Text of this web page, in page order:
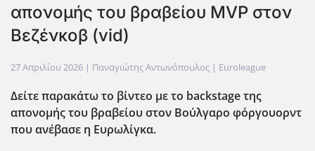
απονομής του βραβείου MVP στον
Βεζένκοβ (vid)
27 Απριλίου 2026 | Παναγιώτης Αντωνόπουλος | Euroleague
Δείτε παρακάτω το βίντεο με το backstage της
απονομής του βραβείου στον Βούλγαρο φόργουορντ
που ανέβασε η Ευρωλίγκα.